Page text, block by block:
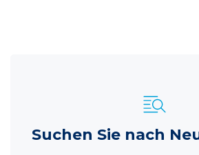
Suchen Sie nach